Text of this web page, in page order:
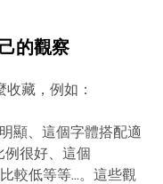
的觀察
藏，例如：
顯、這個字體搭配適
很好、這個
較低等等…。這些觀